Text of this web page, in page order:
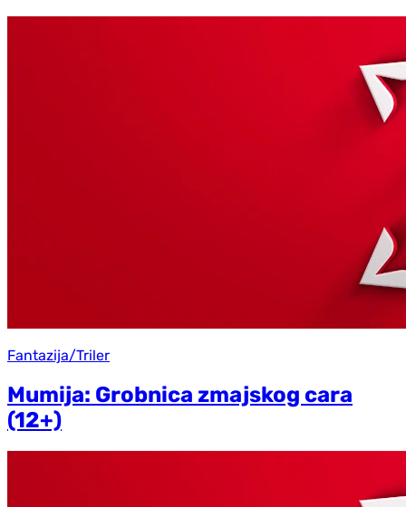
Fantazija/Triler
Mumija: Grobnica zmajskog cara
(12+)